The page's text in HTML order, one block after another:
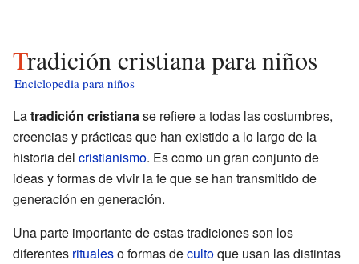
Tradición cristiana para niños
Enciclopedia para niños
Latradición cristianase refiere a todas las costumbres,
creencias y prácticas que han existido a lo largo de la
historia del cristianismo. Es como un gran conjunto de
ideas y formas de vivir la fe que se han transmitido de
generación en generación.
Una parte importante de estas tradiciones son los
diferentes ritualeso formas decultoque usan las distintas